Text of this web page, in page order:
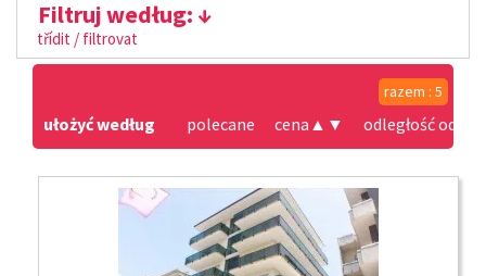
Filtruj według:
třídit / filtrovat
razem : 5
ułożyć według polecane cena ▲ ▼ odległość od